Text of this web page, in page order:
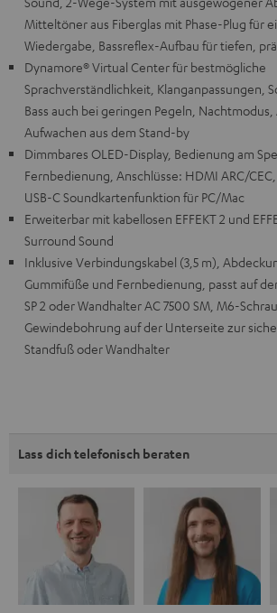
Mitteltöner aus Fiberglas mit Phase-Plug für
Wiedergabe, Bassreflex-Aufbau für tiefen,
Dynamore® Virtual Center für bestmögliche
Sprachverständlichkeit, Klanganpassungen,
Bass auch bei geringen Pegeln,
Aufwachen aus dem Stand-by
Dimmbares OLED-Display, Bedienung am
Fernbedienung, Anschlüsse: HDMI ARC/
USB-C Soundkartenfunktion für PC/Mac
Erweiterbar mit kabellosen EFFEKT 2 und
Surround Sound
Inklusive Verbindungskabel (3,5 m),
Gummifüße und Fernbedienung, passt auf
SP 2 oder Wandhalter AC 7500 SM, M6-
Gewindebohrung auf der Unterseite zur
Standfuß oder Wandhalter
Lass dich telefonisch beraten